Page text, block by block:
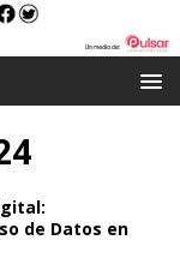
de Datos en